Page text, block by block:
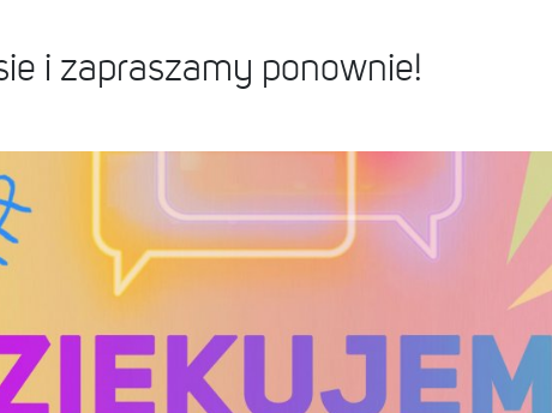
i zapraszamy ponownie!